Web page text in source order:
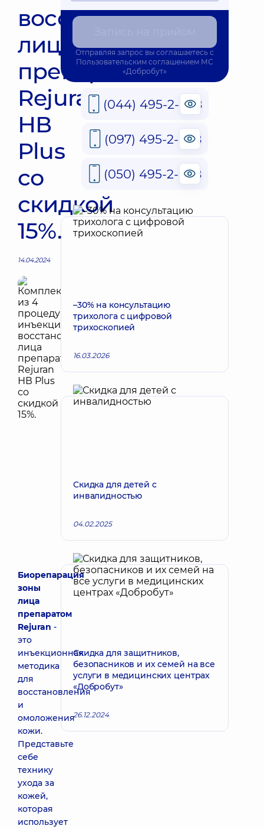
восстановления
лица
препаратом
Rejuran
НВ
Plus
со
скидкой
15%.
14.04.2024
Биорепарация
зоны
лица
препаратом
Rejuran -
это
инъекционная
методика
для
восстановления
и
омоложения
кожи.
Представьте
себе
технику
ухода за
кожей,
которая
использует
Отправляя запрос вы соглашаетесь с
Пользовательским соглашением МС
«Добробут»
(044) 495-2-888
(097) 495-2-888
(050) 495-2-888
–30% на консультацию
трихолога с цифровой
трихоскопией
16.03.2026
Скидка для детей с
инвалидностью
04.02.2025
Скидка для защитников,
безопасников и их семей на все
услуги в медицинских центрах
«Добробут»
26.12.2024